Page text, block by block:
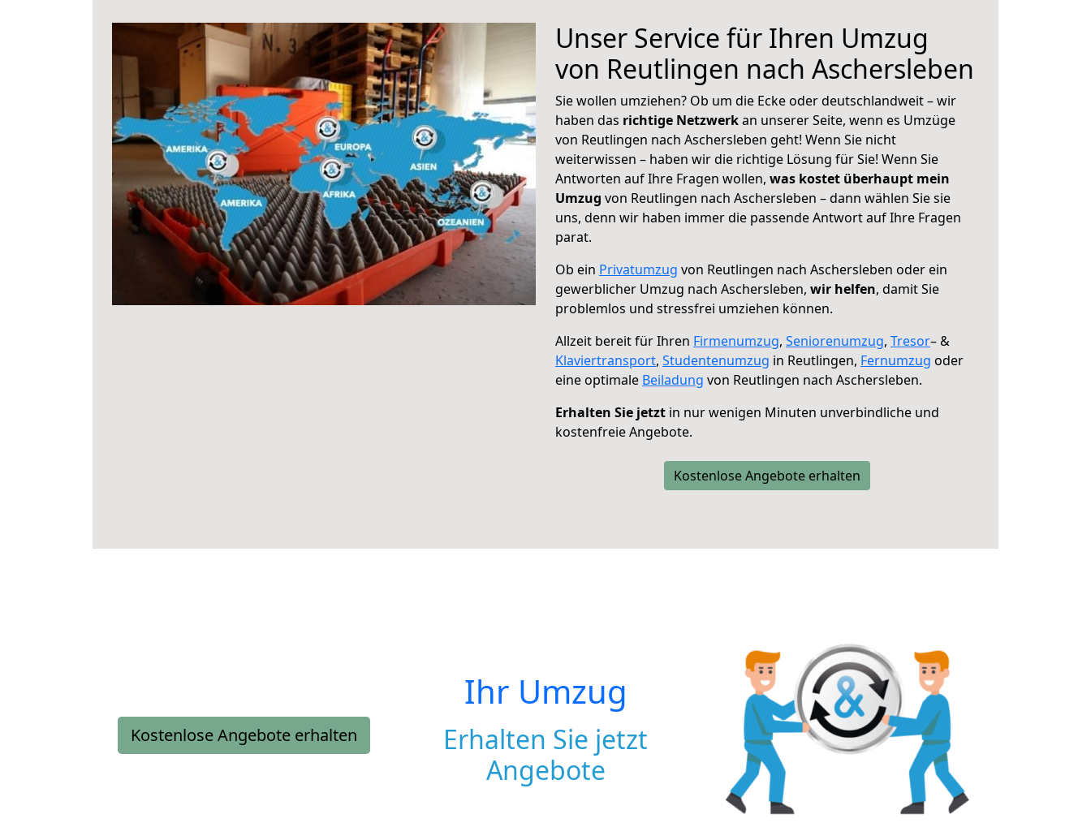
Unser Service für Ihren Umzug
von Reutlingen nach Aschersleben
Sie wollen umziehen? Ob um die Ecke oder deutschlandweit – wir
haben das richtige Netzwerkan unserer Seite, wenn es Umzüge
von Reutlingen nach Aschersleben geht! Wenn Sie nicht
weiterwissen – haben wir die richtige Lösung für Sie! Wenn Sie
Antworten auf Ihre Fragen wollen, was kostet überhaupt mein
Umzug von Reutlingen nach Aschersleben – dann wählen Sie sie
uns, denn wir haben immer die passende Antwort auf Ihre Fragen
parat.
Ob ein Privatumzug von Reutlingen nach Aschersleben oder ein
gewerblicher Umzug nach Aschersleben, wir helfen, damit Sie
problemlos und stressfrei umziehen können.
Allzeit bereit für Ihren Firmenumzug, Seniorenumzug, Tresor– &
Klaviertransport, Studentenumzug in Reutlingen, Fernumzug oder
eine optimale Beiladung von Reutlingen nach Aschersleben.
Erhalten Sie jetzt in nur wenigen Minuten unverbindliche und
kostenfreie Angebote.
Kostenlose Angebote erhalten
Kostenlose Angebote erhalten
Ihr Umzug
Erhalten Sie jetzt
Angebote